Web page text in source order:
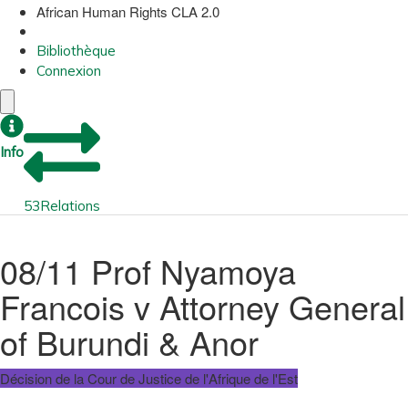
African Human Rights CLA 2.0
Bibliothèque
Connexion
Info
53Relations
08/11 Prof Nyamoya
Francois v Attorney General
of Burundi & Anor
Décision de la Cour de Justice de l'Afrique de l'Est